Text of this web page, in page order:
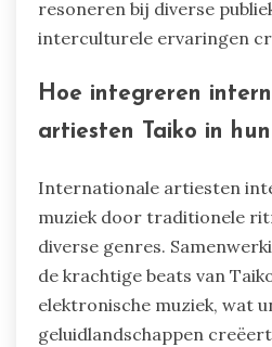
resoneren bij diverse
interculturele ervaringen
Hoe integreren
artiesten Taiko in
Internationale artiesten
muziek door traditionele
diverse genres.
de krachtige beats van
elektronische muziek, wat
geluidlandschappen